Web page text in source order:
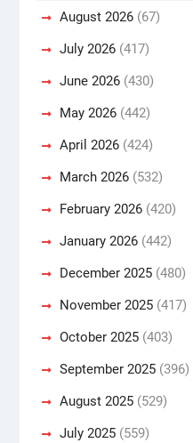
August 2026(67)
July 2026(417)
June 2026(430)
May 2026(442)
April 2026(424)
March 2026(532)
February 2026(420)
January 2026(442)
December 2025(480)
November 2025(417)
October 2025(403)
September 2025(396)
August 2025(529)
July 2025(559)